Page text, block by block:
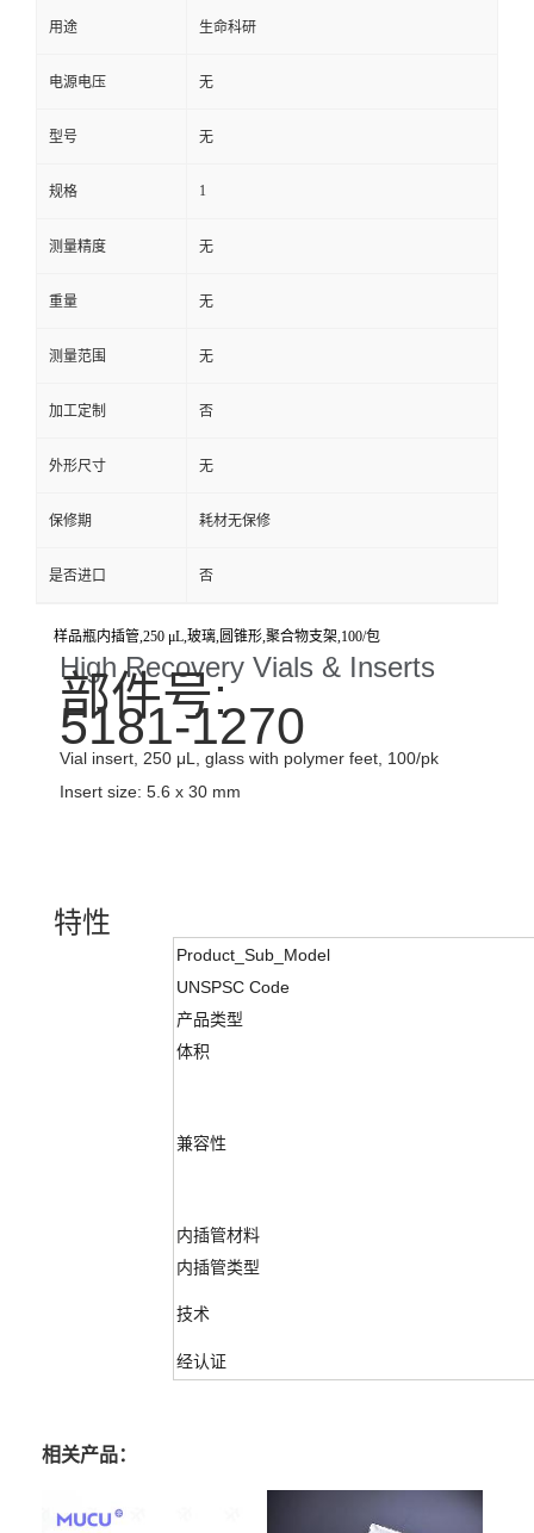
用途 生命科研
电源电压 无
型号 无
规格 1
测量精度 无
重量 无
测量范围 无
加工定制 否
外形尺寸 无
保修期 耗材无保修
是否进口 否
样品瓶内插管,250 μL,玻璃,圆锥形,聚合物支架,100/包
High Recovery Vials & Inserts
部件号:
5181-1270
Vial insert, 250 μL, glass with polymer feet, 100/pk
Insert size: 5.6 x 30 mm
特性
Product_Sub_Model
UNSPSC Code
产品类型
体积
兼容性
内插管材料
内插管类型
技术
经认证
相关产品：